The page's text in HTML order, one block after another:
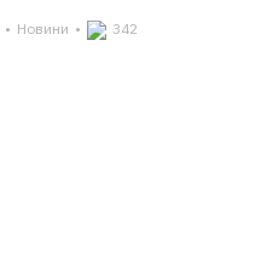
• Новини • 342